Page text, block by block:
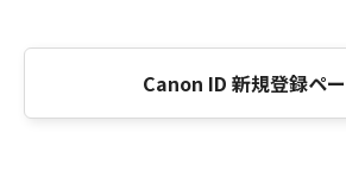
Canon ID 新規登録ペ